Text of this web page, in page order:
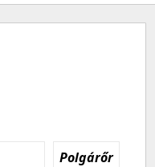
Polgárőr